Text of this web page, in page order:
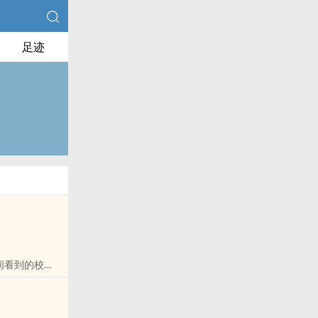
足迹
到的校花